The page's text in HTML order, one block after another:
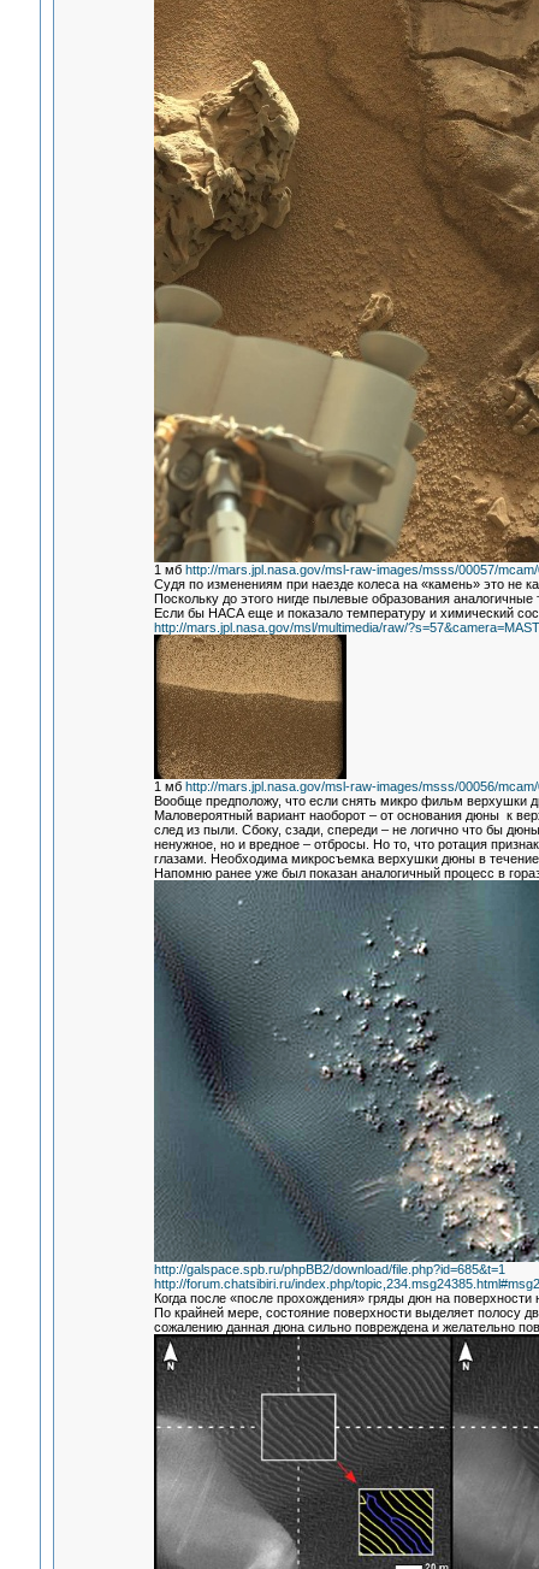
1 мб http://mars.jpl.nasa.gov/msl-raw-images/msss/00057/
Судя по изменениям при наезде колеса на «камень» это не
Поскольку до этого нигде пылевые образования
Если бы НАСА еще и показало температуру и химический
http://mars.jpl.nasa.gov/msl/multimedia/raw/
1 мб http://mars.jpl.nasa.gov/msl-raw-images/msss/00056/
Вообще предположу, что если снять микро фильм верхушки
Маловероятный вариант наоборот – от основания дюны к
след из пыли. Сбоку, сзади, спереди – не логично что бы
ненужное, но и вредное – отбросы. Но то, что ротация
глазами. Необходима микросъемка верхушки дюны в течение
Напомню ранее уже был показан аналогичный процесс в
http://galspace.spb.ru/phpBB2/download/file.php?id=685&t=1
http://forum.chatsibiri.ru/index.php/
Когда после «после прохождения» гряды дюн на поверхности
По крайней мере, состояние поверхности выделяет полосу
сожалению данная дюна сильно повреждена и желательно